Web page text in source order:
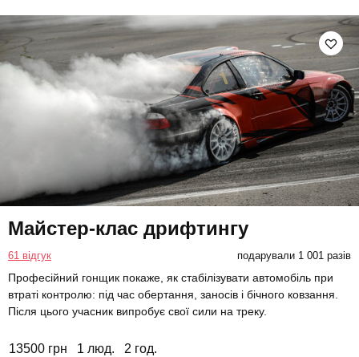
Майстер-клас дрифтингу
61 відгук подарували 1 001 разів
Професійний гонщик покаже, як стабілізувати автомобіль при
втраті контролю: під час обертання, заносів і бічного ковзання.
Після цього учасник випробує свої сили на треку.
13500 грн 1 люд. 2 год.